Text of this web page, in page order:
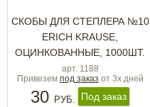
СКОБЫ ДЛЯ СТЕПЛЕРА №10
ERICH KRAUSE,
ОЦИНКОВАННЫЕ, 1000ШТ.
арт. 1188
Привезем под заказ от 3х дней
30 РУБ. Под заказ